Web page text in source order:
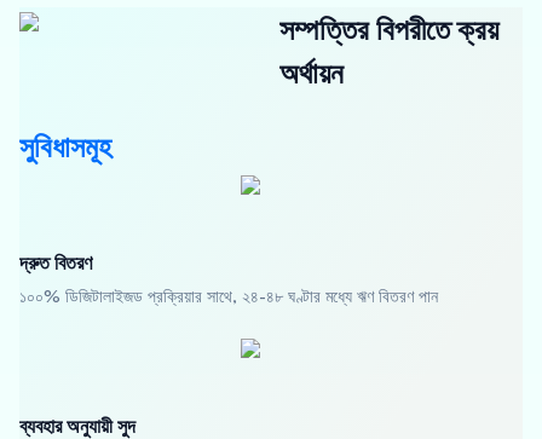
সম্পত্তির বিপরীতে ক্রয়
অর্থায়ন
সুবিধাসমূহ
দ্রুত বিতরণ
১০০% ডিজিটালাইজড প্রক্রিয়ার সাথে, ২৪-৪৮ ঘণ্টার মধ্যে ঋণ বিতরণ পান
ব্যবহার অনুযায়ী সুদ